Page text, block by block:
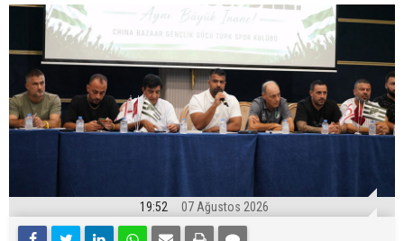
19:52 07 Ağustos 2026